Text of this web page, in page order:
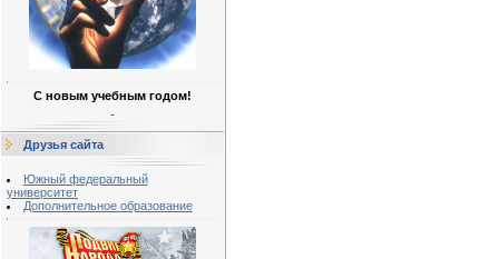
С новым учебным годом!
Друзья сайта
Южный федеральный
университет
Дополнительное образование